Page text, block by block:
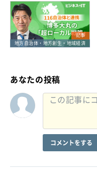
記事
地方自治体・地方創生・地域経済
あなたの投稿
コメントをする